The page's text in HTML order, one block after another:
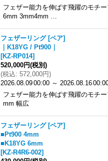
フェザー能力を伸ばす飛躍のモチ
6mm 3mm4mm …
フェザーリング [ペア]
｜K18YG / Pt900｜
[KZ-RP014]
520,000円(税別)
(税込: 572,000円)
2026.08.0900:00 ～ 2026.08.16
フェザー能力を伸ばす飛躍のモチ
mm 幅広
フェザーリング [ペア]
■Pt900 4mm
■K18YG 6mm
[KZ-R4R6-002]